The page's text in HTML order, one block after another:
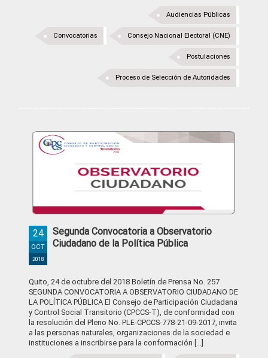
Audiencias Públicas
Consejo Nacional Electoral (CNE)
Convocatorias
Postulaciones
Proceso de Selección de Autoridades
Segunda Convocatoria a Observatorio
Ciudadano de la Política Pública
24
OCT
2018
Quito, 24 de octubre del 2018 Boletín de Prensa No. 257
SEGUNDA CONVOCATORIA A OBSERVATORIO CIUDADANO DE
LA POLÍTICA PÚBLICA El Consejo de Participación Ciudadana
y Control Social Transitorio (CPCCS-T), de conformidad con
la resolución del Pleno No. PLE-CPCCS-778-21-09-2017, invita
a las personas naturales, organizaciones de la sociedad e
instituciones a inscribirse para la conformación [...]